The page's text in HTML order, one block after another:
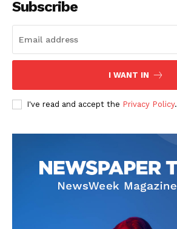
Subscribe
I WANT IN
I've read and accept the Privacy Policy.